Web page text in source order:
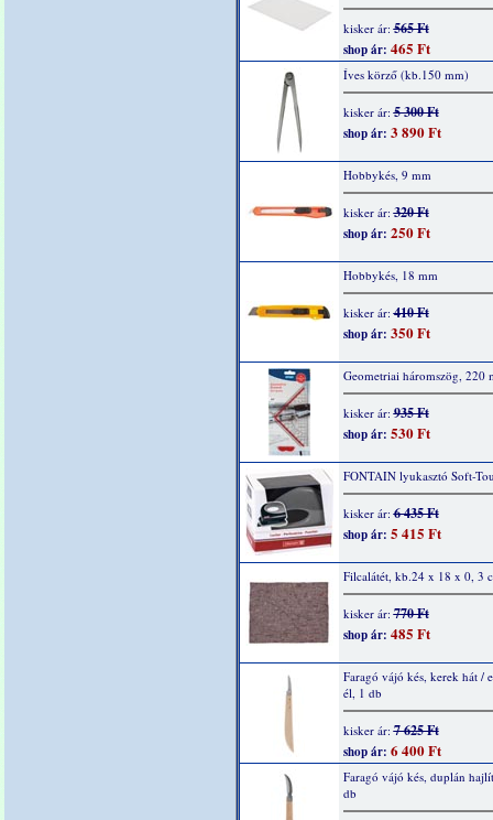
kisker ár:565 Ft
shop ár: 465 Ft
Íves körző (kb.150 mm)
kisker ár:5 300 Ft
shop ár: 3 890 Ft
Hobbykés, 9 mm
kisker ár:320 Ft
shop ár: 250 Ft
Hobbykés, 18 mm
kisker ár:410 Ft
shop ár: 350 Ft
Geometriai háromszög, 220
kisker ár:935 Ft
shop ár: 530 Ft
FONTAIN lyukasztó Soft-
kisker ár:6 435 Ft
shop ár: 5 415 Ft
Filcalátét, kb.24 x 18 x 0, 3
kisker ár:770 Ft
shop ár: 485 Ft
Faragó vájó kés, kerek hát /
él, 1 db
kisker ár:7 625 Ft
shop ár: 6 400 Ft
Faragó vájó kés, duplán
db